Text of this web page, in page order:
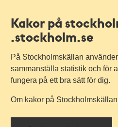
Kakor på
.stockholm.se
På Stockholmskällan
sammanställa statistik och för
fungera på ett bra sätt för dig.
Om kakor på Stockholmskällan